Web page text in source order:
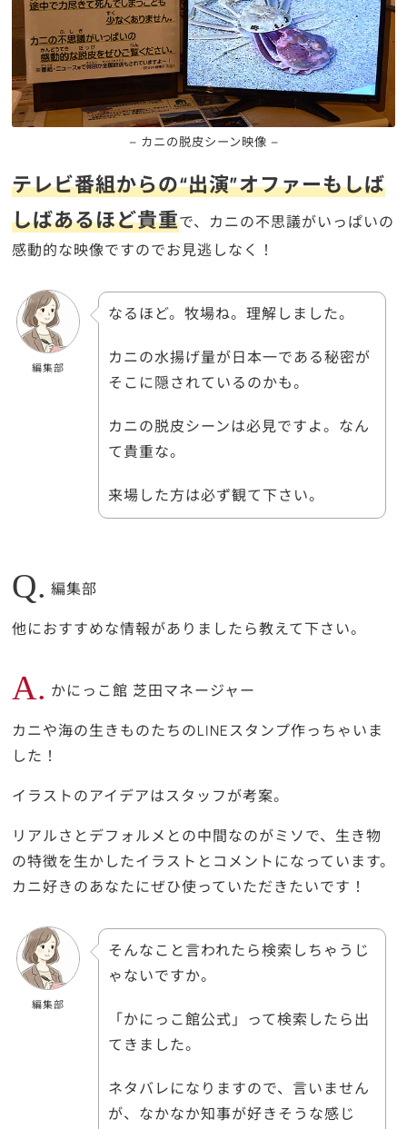
– カニの脱皮シーン映像 –
テレビ番組からの“出演”オファーもしば
しばあるほど貴重で、カニの不思議がいっぱいの
感動的な映像ですのでお見逃しなく！
編集部
なるほど。牧場ね。理解しました。
カニの水揚げ量が日本一である秘密が
そこに隠されているのかも。
カニの脱皮シーンは必見ですよ。なん
て貴重な。
来場した方は必ず観て下さい。
Q. 編集部
他におすすめな情報がありましたら教えて下さい。
A. かにっこ館 芝田マネージャー
カニや海の生きものたちのLINEスタンプ作っちゃいま
した！
イラストのアイデアはスタッフが考案。
リアルさとデフォルメとの中間なのがミソで、生き物
の特徴を生かしたイラストとコメントになっています。
カニ好きのあなたにぜひ使っていただきたいです！
編集部
そんなこと言われたら検索しちゃうじ
ゃないですか。
「かにっこ館公式」って検索したら出
てきました。
ネタバレになりますので、言いません
が、なかなか知事が好きそうな感じ